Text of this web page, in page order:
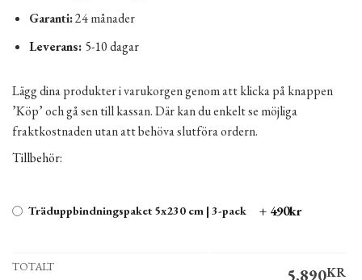
Garanti:24 månader
Leverans: 5-10 dagar
Lägg dina produkter i varukorgen genom att klicka på knappen
’Köp’ och gå sen till kassan. Där kan du enkelt se möjliga
fraktkostnaden utan att behöva slutföra ordern.
Tillbehör:
Träduppbindningspaket 5x230 cm | 3-pack + 490kr
TOTALT 5,890KR